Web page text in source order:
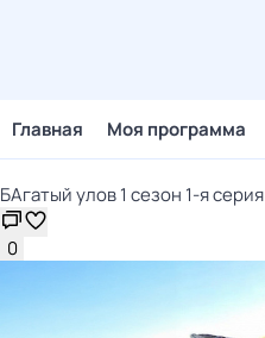
Главная Моя программа
БАгатый улов 1 сезон 1-я серия
0